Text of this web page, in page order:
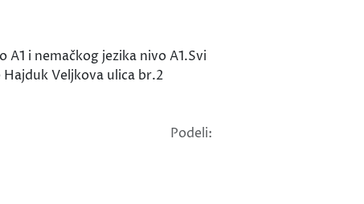
i nemačkog jezika nivo A1.Svi
Veljkova ulica br.2
Podeli: